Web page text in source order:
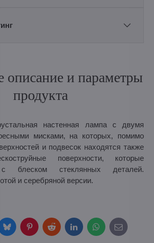
описание и параметры
продукта
настенная лампа с двумя
мисками, на которых, помимо
и подвесок находятся также
поверхности, которые
с блеском стеклянных деталей.
и серебряной версии.
BlueskyPinterestRedditLinkedInWhatsApp
E-
mail